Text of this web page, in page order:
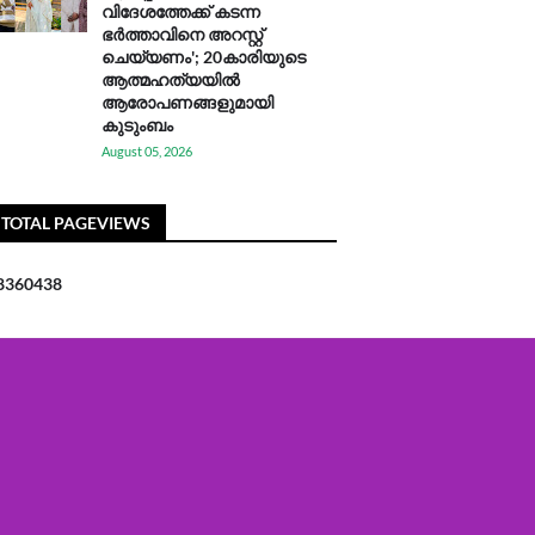
വിദേശത്തേക്ക് കടന്ന
ഭർത്താവിനെ അറസ്റ്റ്
ചെയ്യണം'; 20കാരിയുടെ
ആത്മഹത്യയിൽ
ആരോപണങ്ങളുമായി
കുടുംബം
August 05, 2026
TOTAL PAGEVIEWS
360438